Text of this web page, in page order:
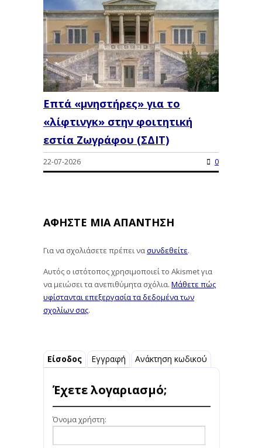
Επτά «μνηστήρες» για το
«λίφτινγκ» στην φοιτητική
εστία Ζωγράφου (ΣΔΙΤ)
22-07-2026 0
ΑΦΉΣΤΕ ΜΙΑ ΑΠΆΝΤΗΣΗ
Για να σχολιάσετε πρέπει νασυνδεθείτε.
Αυτός ο ιστότοπος χρησιμοποιεί το Akismet για
να μειώσει τα ανεπιθύμητα σχόλια. Μάθετε πώς
υφίστανται επεξεργασία τα δεδομένα των
σχολίων σας.
Είσοδος Εγγραφή Ανάκτηση κωδικού
Έχετε λογαριασμό;
Όνομα χρήστη: